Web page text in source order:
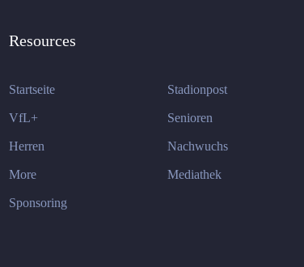
Resources
Startseite Stadionpost
VfL+ Senioren
Herren Nachwuchs
More Mediathek
Sponsoring